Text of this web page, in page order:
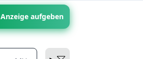
Anzeige aufgeben